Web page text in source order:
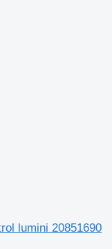
lumini 20851690